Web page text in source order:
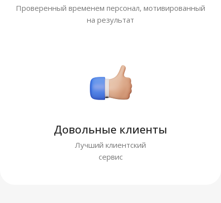
Проверенный временем персонал, мотивированный
на результат
Довольные клиенты
Лучший клиентский
сервис